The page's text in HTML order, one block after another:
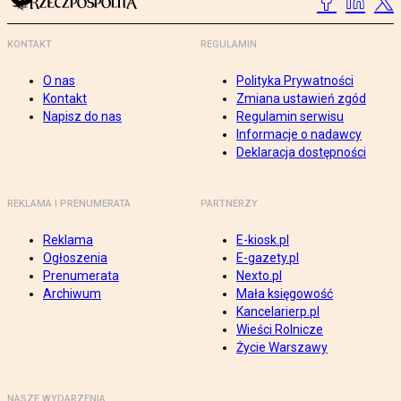
KONTAKT
O nas
Kontakt
Napisz do nas
REGULAMIN
Polityka Prywatności
Zmiana ustawień zgód
Regulamin serwisu
Informacje o nadawcy
Deklaracja dostępności
REKLAMA I PRENUMERATA
Reklama
Ogłoszenia
Prenumerata
Archiwum
PARTNERZY
E-kiosk.pl
E-gazety.pl
Nexto.pl
Mała księgowość
Kancelarierp.pl
Wieści Rolnicze
Życie Warszawy